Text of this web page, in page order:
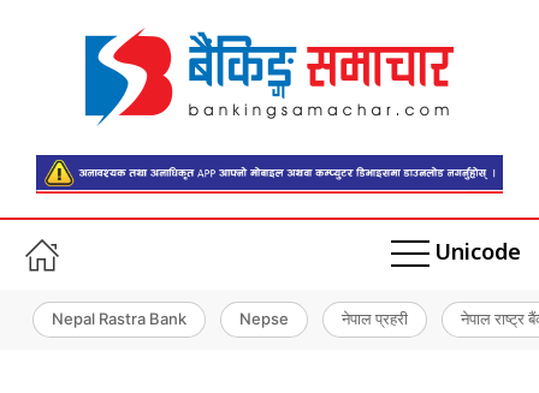
Unicode
Nepal Rastra Bank Nepse नेपाल प्रहरी नेपाल राष्ट्र